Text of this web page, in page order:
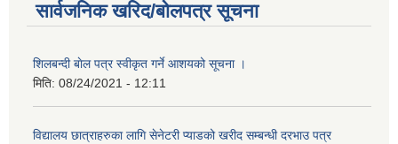
सार्वजनिक खरिद/बोलपत्र सूचना
शिलबन्दी बाेल पत्र स्वीकृत गर्ने आशयको सूचना ।
मिति: 08/24/2021 - 12:11
विद्यालय छात्राहरुका लागि सेनेटरी प्याडको खरीद सम्बन्धी दरभाउ पत्र